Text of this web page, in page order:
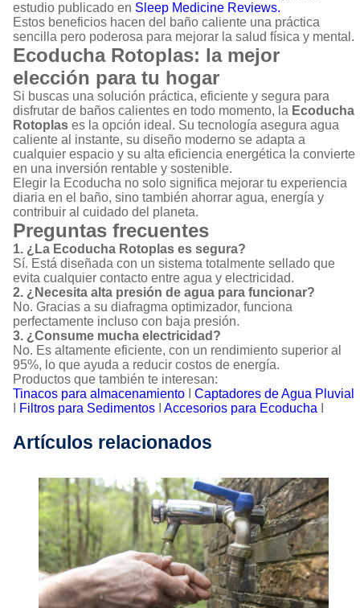
estudio publicado en Sleep Medicine Reviews.
Estos beneficios hacen del baño caliente una práctica
sencilla pero poderosa para mejorar la salud física y mental.
Ecoducha Rotoplas: la mejor
elección para tu hogar
Si buscas una solución práctica, eficiente y segura para
disfrutar de baños calientes en todo momento, la Ecoducha
Rotoplas es la opción ideal. Su tecnología asegura agua
caliente al instante, su diseño moderno se adapta a
cualquier espacio y su alta eficiencia energética la convierte
en una inversión rentable y sostenible.
Elegir la Ecoducha no solo significa mejorar tu experiencia
diaria en el baño, sino también ahorrar agua, energía y
contribuir al cuidado del planeta.
Preguntas frecuentes
1. ¿La Ecoducha Rotoplas es segura?
Sí. Está diseñada con un sistema totalmente sellado que
evita cualquier contacto entre agua y electricidad.
2. ¿Necesita alta presión de agua para funcionar?
No. Gracias a su diafragma optimizador, funciona
perfectamente incluso con baja presión.
3. ¿Consume mucha electricidad?
No. Es altamente eficiente, con un rendimiento superior al
95%, lo que ayuda a reducir costos de energía.
Productos que también te interesan:
Tinacos para almacenamiento
Captadores de Agua Pluvial
Filtros para Sedimentos Accesorios para Ecoducha
Artículos relacionados